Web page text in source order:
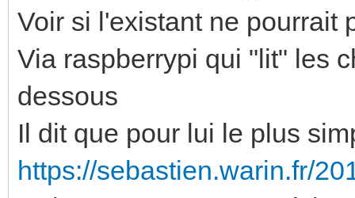
Voir si l'existant ne pourrait
Via raspberrypi qui "lit" les
dessous
Il dit que pour lui le plus
https://sebastien.warin.fr/